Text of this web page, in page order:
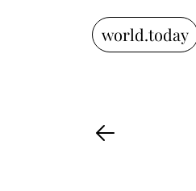
world.today